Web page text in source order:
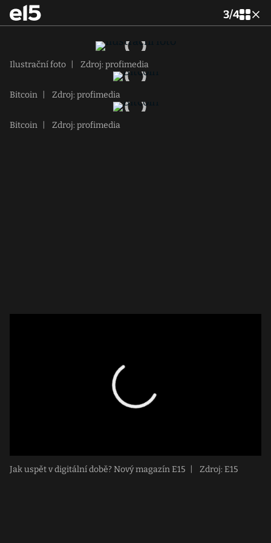
3/4
Ilustrační foto Zdroj: profimedia
Bitcoin Zdroj: profimedia
Bitcoin Zdroj: profimedia
Jak uspět v digitální době? Nový magazín E15 Zdroj: E15